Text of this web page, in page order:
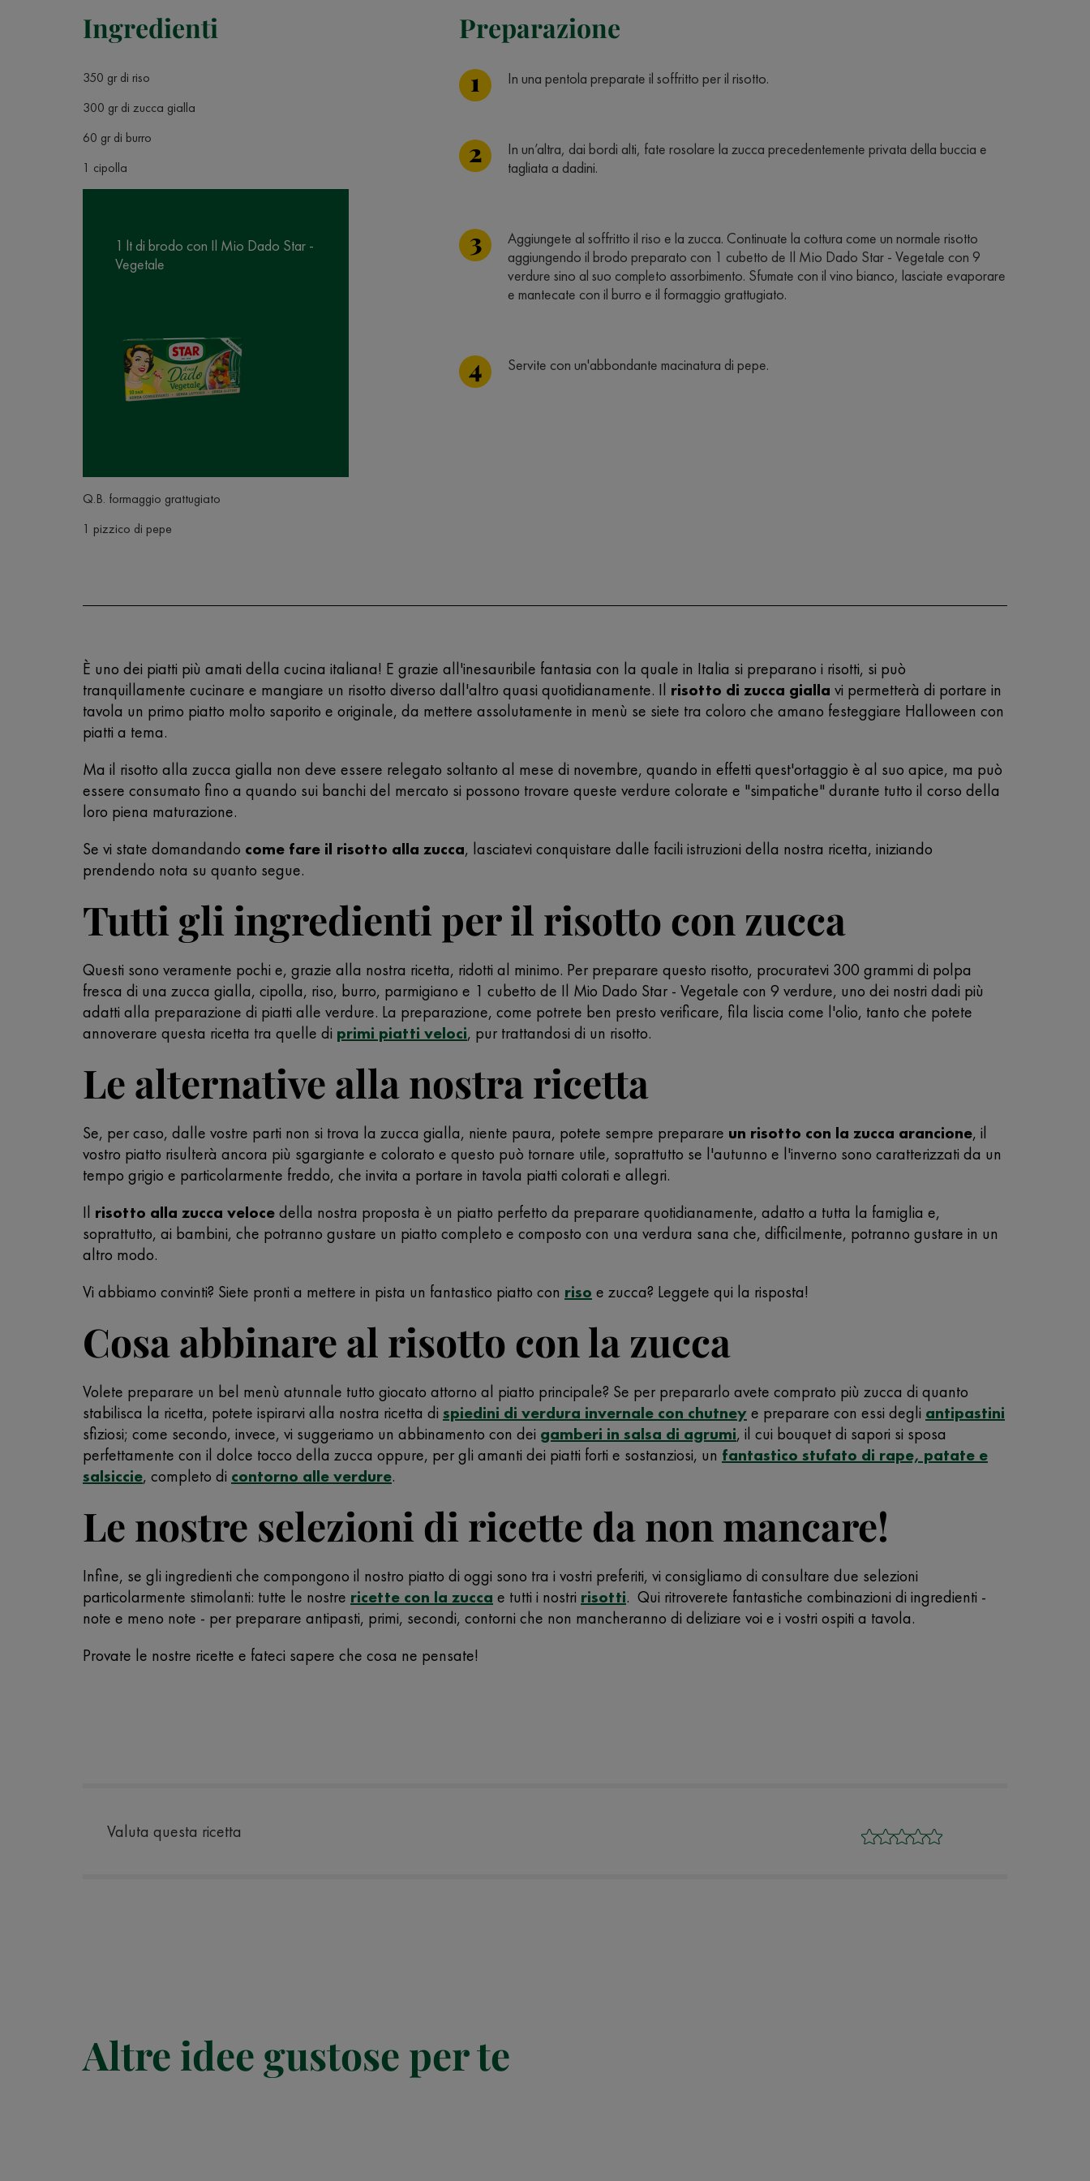
Ingredienti
350 gr di riso
300 gr di zucca gialla
60 gr di burro
1 cipolla
1 lt di brodo con Il Mio Dado Star -
Vegetale
Q.B. formaggio grattugiato
1 pizzico di pepe
Preparazione
In una pentola preparate il soffritto per il risotto.
In un’altra, dai bordi alti, fate rosolare la zucca precedentemente privata della buccia e
tagliata a dadini.
Aggiungete al soffritto il riso e la zucca. Continuate la cottura come un normale risotto
aggiungendo il brodo preparato con 1 cubetto de Il Mio Dado Star - Vegetale con 9
verdure sino al suo completo assorbimento. Sfumate con il vino bianco, lasciate evaporare
e mantecate con il burro e il formaggio grattugiato.
Servite con un'abbondante macinatura di pepe.
È uno dei piatti più amati della cucina italiana! E grazie all'inesauribile fantasia con la quale in Italia si preparano i risotti, si può
tranquillamente cucinare e mangiare un risotto diverso dall'altro quasi quotidianamente. Il risotto di zucca gialla vi permetterà di portare in
tavola un primo piatto molto saporito e originale, da mettere assolutamente in menù se siete tra coloro che amano festeggiare Halloween con
piatti a tema.
Ma il risotto alla zucca gialla non deve essere relegato soltanto al mese di novembre, quando in effetti quest'ortaggio è al suo apice, ma può
essere consumato fino a quando sui banchi del mercato si possono trovare queste verdure colorate e "simpatiche" durante tutto il corso della
loro piena maturazione.
Se vi state domandando come fare il risotto alla zucca, lasciatevi conquistare dalle facili istruzioni della nostra ricetta, iniziando
prendendo nota su quanto segue.
Tutti gli ingredienti per il risotto con zucca
Questi sono veramente pochi e, grazie alla nostra ricetta, ridotti al minimo. Per preparare questo risotto, procuratevi 300 grammi di polpa
fresca di una zucca gialla, cipolla, riso, burro, parmigiano e 1 cubetto de Il Mio Dado Star - Vegetale con 9 verdure, uno dei nostri dadi più
adatti alla preparazione di piatti alle verdure. La preparazione, come potrete ben presto verificare, fila liscia come l'olio, tanto che potete
annoverare questa ricetta tra quelle di primi piatti veloci, pur trattandosi di un risotto.
Le alternative alla nostra ricetta
Se, per caso, dalle vostre parti non si trova la zucca gialla, niente paura, potete sempre preparare un risotto con la zucca arancione, il
vostro piatto risulterà ancora più sgargiante e colorato e questo può tornare utile, soprattutto se l'autunno e l'inverno sono caratterizzati da un
tempo grigio e particolarmente freddo, che invita a portare in tavola piatti colorati e allegri.
Il risotto alla zucca velocedella nostra proposta è un piatto perfetto da preparare quotidianamente, adatto a tutta la famiglia e,
soprattutto, ai bambini, che potranno gustare un piatto completo e composto con una verdura sana che, difficilmente, potranno gustare in un
altro modo.
Vi abbiamo convinti? Siete pronti a mettere in pista un fantastico piatto con riso e zucca? Leggete qui la risposta!
Cosa abbinare al risotto con la zucca
Volete preparare un bel menù atunnale tutto giocato attorno al piatto principale? Se per prepararlo avete comprato più zucca di quanto
stabilisca la ricetta, potete ispirarvi alla nostra ricetta di spiedini di verdura invernale con chutneye preparare con essi degli antipastini
sfiziosi; come secondo, invece, vi suggeriamo un abbinamento con dei gamberi in salsa di agrumi, il cui bouquet di sapori si sposa
perfettamente con il dolce tocco della zucca oppure, per gli amanti dei piatti forti e sostanziosi, un fantastico stufato di rape, patate e
salsiccie, completo di contorno alle verdure.
Le nostre selezioni di ricette da non mancare!
Infine, se gli ingredienti che compongono il nostro piatto di oggi sono tra i vostri preferiti, vi consigliamo di consultare due selezioni
particolarmente stimolanti: tutte le nostre ricette con la zucca e tutti i nostri risotti. Qui ritroverete fantastiche combinazioni di ingredienti -
note e meno note - per preparare antipasti, primi, secondi, contorni che non mancheranno di deliziare voi e i vostri ospiti a tavola.
Provate le nostre ricette e fateci sapere che cosa ne pensate!
Valuta questa ricetta
Altre idee gustose per te